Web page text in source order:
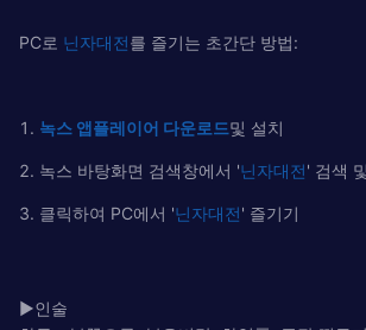
PC로 닌자대전를 즐기는 초간단 방법:
1. 녹스 앱플레이어 다운로드및 설치
2. 녹스 바탕화면 검색창에서 '닌자대전' 검색
3. 클릭하여 PC에서 '닌자대전' 즐기기
▶인술